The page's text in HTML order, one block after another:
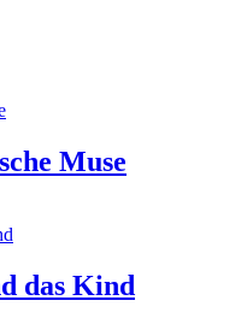
Muse
das Kind